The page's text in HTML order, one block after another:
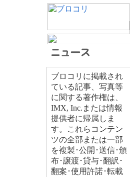
ブロコリに掲載され
ている記事、写真等
に関する著作権は、
IMX, Inc.または情報
提供者に帰属しま
す。これらコンテン
ツの全部または一部
を複製･公開･送信･頒
布･譲渡･貸与･翻訳･
翻案･使用許諾･転載